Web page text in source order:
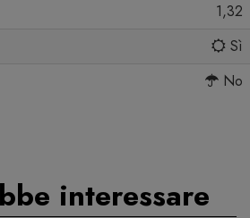
1,32
Sì
No
interessare